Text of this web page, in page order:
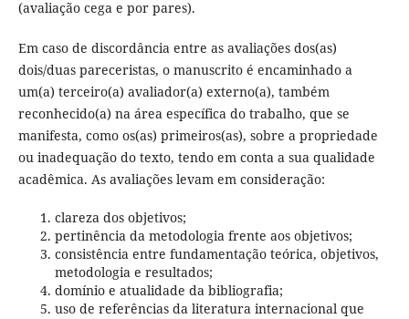
(avaliação cega e por pares).
Em caso de discordância entre as avaliações dos(as)
dois/duas pareceristas, o manuscrito é encaminhado a
um(a) terceiro(a) avaliador(a) externo(a), também
reconhecido(a) na área específica do trabalho, que se
manifesta, como os(as) primeiros(as), sobre a propriedade
ou inadequação do texto, tendo em conta a sua qualidade
acadêmica. As avaliações levam em consideração:
clareza dos objetivos;
pertinência da metodologia frente aos objetivos;
consistência entre fundamentação teórica, objetivos,
metodologia e resultados;
domínio e atualidade da bibliografia;
uso de referências da literatura internacional que